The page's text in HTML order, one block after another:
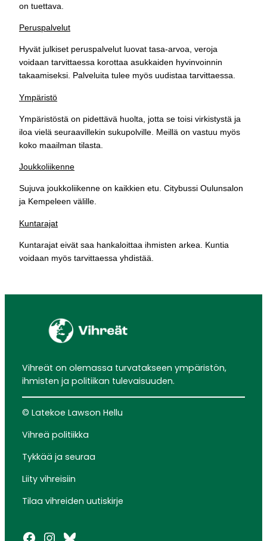
on tuettava.
Peruspalvelut
Hyvät julkiset peruspalvelut luovat tasa-arvoa, veroja
voidaan tarvittaessa korottaa asukkaiden hyvinvoinnin
takaamiseksi. Palveluita tulee myös uudistaa tarvittaessa.
Ympäristö
Ympäristöstä on pidettävä huolta, jotta se toisi virkistystä ja
iloa vielä seuraavillekin sukupolville. Meillä on vastuu myös
koko maailman tilasta.
Joukkoliikenne
Sujuva joukkoliikenne on kaikkien etu. Citybussi Oulunsalon
ja Kempeleen välille.
Kuntarajat
Kuntarajat eivät saa hankaloittaa ihmisten arkea. Kuntia
voidaan myös tarvittaessa yhdistää.
Vihreät on olemassa turvatakseen ympäristön,
ihmisten ja politiikan tulevaisuuden.
© Latekoe Lawson Hellu
Vihreä politiikka
Tykkää ja seuraa
Liity vihreisiin
Tilaa vihreiden uutiskirje
Facebook
Instagram
Bluesky